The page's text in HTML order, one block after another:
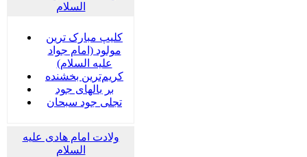
السلام
کلیپ مبارک ترین
مولود (امام جواد
علیه السلام)
کریم‌ترین بخشنده
بر بالهای جود
تجلی جود سبحان
ولادت امام هادی علیه
السلام